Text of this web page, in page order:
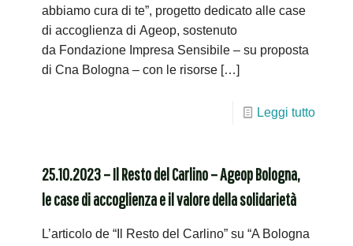
abbiamo cura di te”, progetto dedicato alle case
di accoglienza di Ageop, sostenuto
da Fondazione Impresa Sensibile – su proposta
di Cna Bologna – con le risorse […]
Leggi tutto
25.10.2023 – Il Resto del Carlino – Ageop Bologna,
le case di accoglienza e il valore della solidarietà
L’articolo de “Il Resto del Carlino” su “A Bologna